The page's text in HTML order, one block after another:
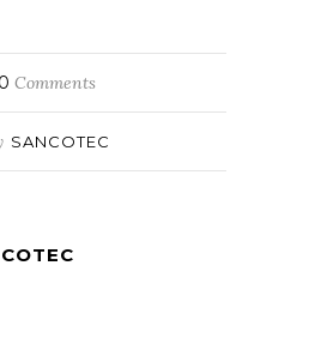
0 Comments
SANCOTEC